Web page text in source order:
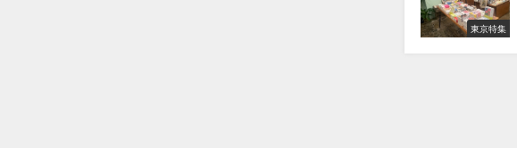
東京特集